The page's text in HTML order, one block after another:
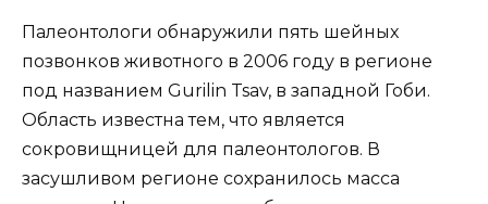
Палеонтологи обнаружили пять шейных
позвонков животного в 2006 году в регионе
под названием Gurilin Tsav, в западной Гоби.
Область известна тем, что является
сокровищницей для палеонтологов. В
засушливом регионе сохранилось масса